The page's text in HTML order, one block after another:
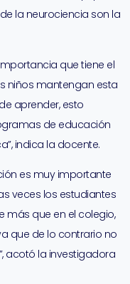
la neurociencia son la
que tiene el
niños mantengan esta
aprender, esto
de educación
indica la docente.
es muy importante
veces los estudiantes
más que en el colegio,
que de lo contrario no
acotó la investigadora